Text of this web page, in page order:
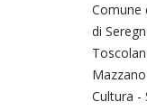
Comune
di
Cultura -